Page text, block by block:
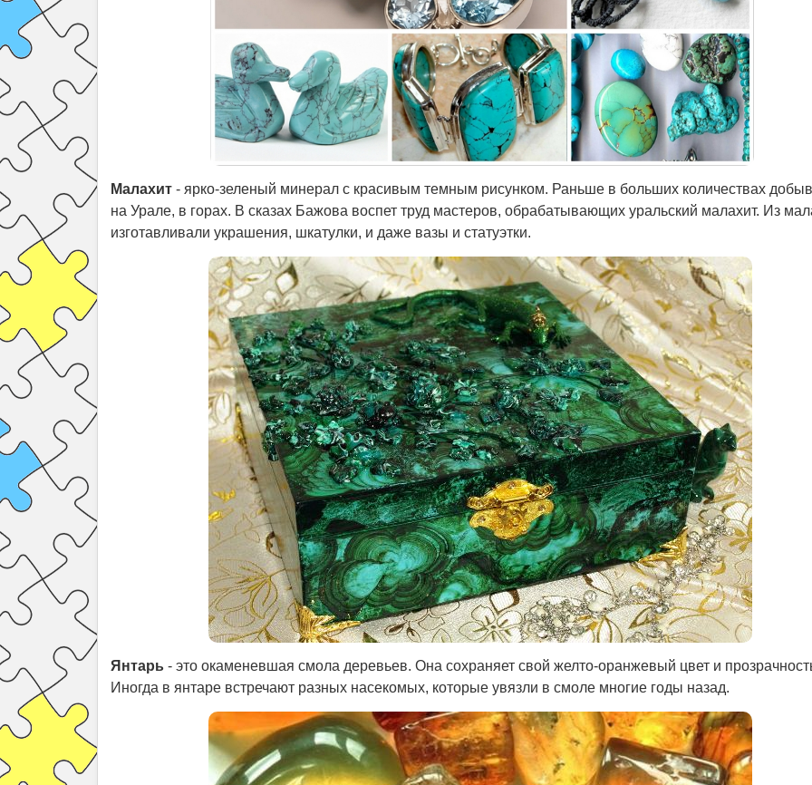
Малахит - ярко-зеленый минерал с красивым темным рисунком. Раньше в больших количествах
на Урале, в горах. В сказах Бажова воспет труд мастеров, обрабатывающих уральский малахит. Из
изготавливали украшения, шкатулки, и даже вазы и статуэтки.
Янтарь - это окаменевшая смола деревьев. Она сохраняет свой желто-оранжевый цвет и
Иногда в янтаре встречают разных насекомых, которые увязли в смоле многие годы назад.